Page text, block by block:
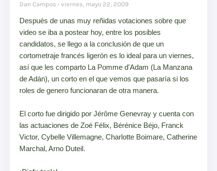
Dan Campos viernes, mayo 22, 2009
Después de unas muy reñidas votaciones sobre que
video se iba a postear hoy, entre los posibles
candidatos, se llego a la conclusión de que un
cortometraje francés ligerón es lo ideal para un viernes,
así que les comparto La Pomme d'Adam (La Manzana
de Adán), un corto en el que vemos que pasaría si los
roles de genero funcionaran de otra manera.
El corto fue dirigido por Jérôme Genevray y cuenta con
las actuaciones de Zoé Félix, Bérénice Béjo, Franck
Victor, Cybelle Villemagne, Charlotte Boimare, Catherine
Marchal, Arno Duteil.